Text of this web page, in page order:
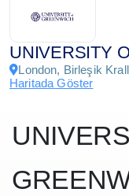
UNIVERSITY
London, Birleşik
Haritada Göster